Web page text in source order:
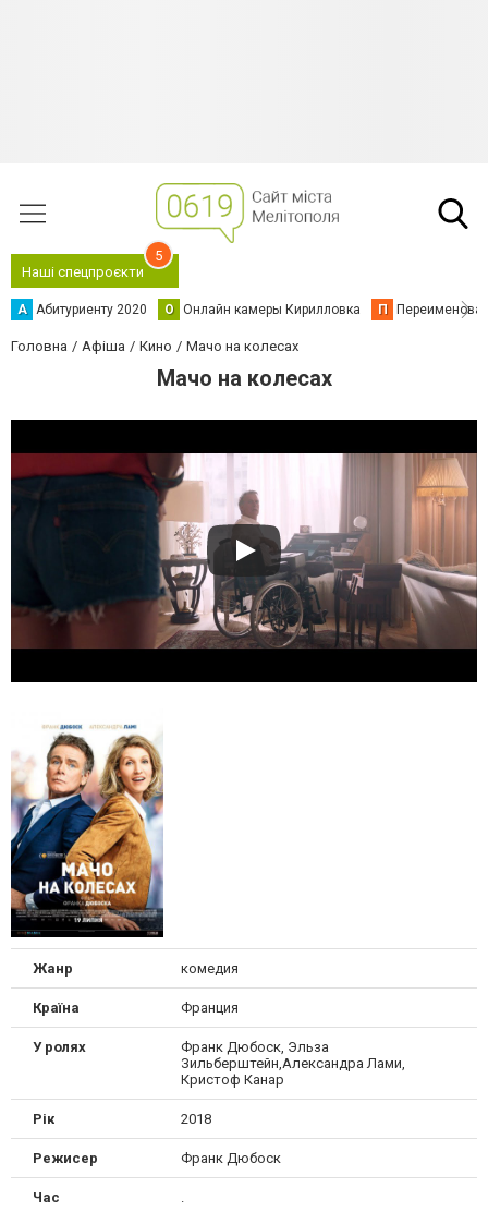
Наші спецпроєкти
5
А Абитуриенту 2020 О Онлайн камеры Кирилловка П
Головна Афіша Кино Мачо на колесах
Мачо на колесах
Жанр комедия
Країна Франция
У ролях
Франк Дюбоск, Эльза
Зильберштейн,Александра Лами,
Кристоф Канар
Рік 2018
Режисер Франк Дюбоск
Час